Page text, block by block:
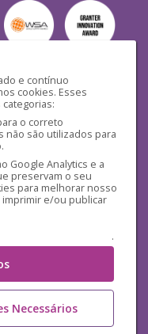
e contínuo
cookies. Esses
o correto
não são utilizados para
Google Analytics e a
preservam o seu
para melhorar nosso
imprimir e/ou publicar
.
Necessários